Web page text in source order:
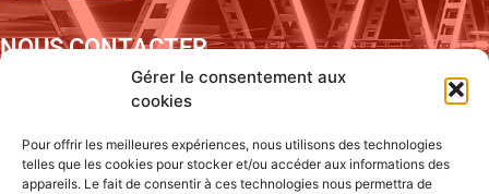
Gérer le consentement aux
cookies
Pour offrir les meilleures expériences, nous utilisons des technologies
telles que les cookies pour stocker et/ou accéder aux informations des
appareils. Le fait de consentir à ces technologies nous permettra de
NOUS CONTACTER
3 ZI Rhône Vallée Nord
04 75 85 89 13
rampaenergies@rampa.fr